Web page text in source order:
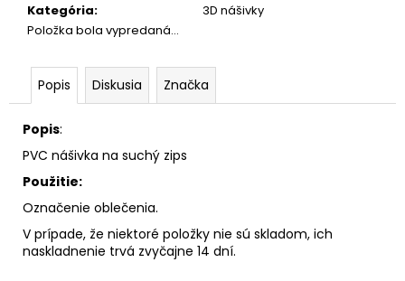
Kategória:
3D nášivky
Položka bola vypredaná…
Popis Diskusia Značka
Popis:
PVC nášivka na suchý zips
Použitie:
Označenie oblečenia.
V prípade, že niektoré položky nie sú skladom, ich
naskladnenie trvá zvyčajne 14 dní.
ú